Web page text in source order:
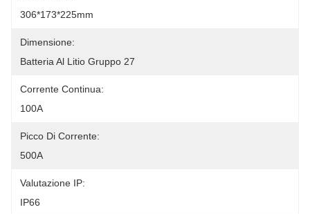
306*173*225mm
Dimensione:
Batteria Al Litio Gruppo 27
Corrente Continua:
100A
Picco Di Corrente:
500A
Valutazione IP:
IP66